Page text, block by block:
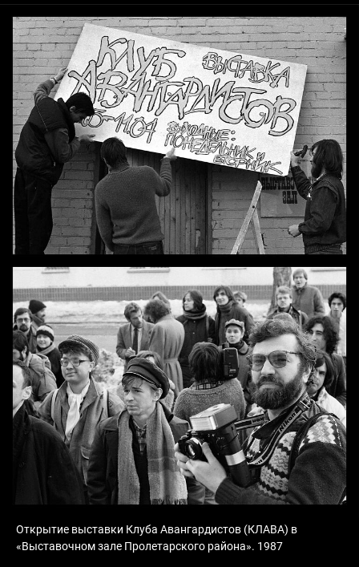
Открытие выставки Клуба Авангардистов (КЛАВА) в
«Выставочном зале Пролетарского района». 1987